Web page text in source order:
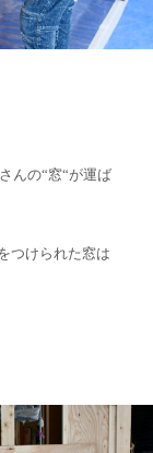
んの“窓“が運ば
つけられた窓は